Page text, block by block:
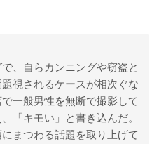
、自らカンニングや窃盗と
視されるケースが相次ぐな
一般男性を無断で撮影して
「キモい」と書き込んだ。
まつわる話題を取り上げて